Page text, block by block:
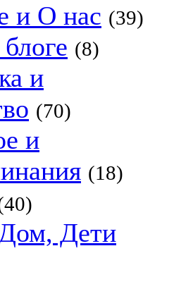
и О нас (39)
(8)
и
(70)
и
(18)
Дети